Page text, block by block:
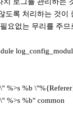
로그를 관리하는
도록 처리하는 것이
요없는 무리를 주
%>s %b
%>s %b" common